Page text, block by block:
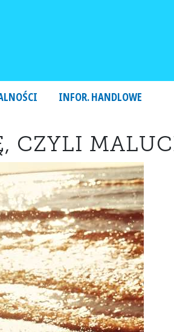
INFOR. HANDLOWE
CZYLI